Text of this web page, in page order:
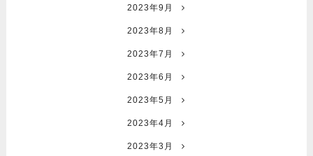
2023年9月
2023年8月
2023年7月
2023年6月
2023年5月
2023年4月
2023年3月